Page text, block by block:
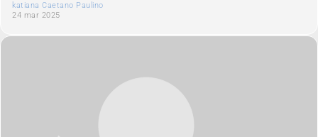
katiana Caetano Paulino
24 mar 2025